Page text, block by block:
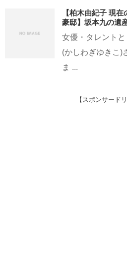
【柏木由紀子 現
豪邸】坂本九の遺
女優・タレント
(かしわぎゆきこ)
ま ...
【スポンサードリ